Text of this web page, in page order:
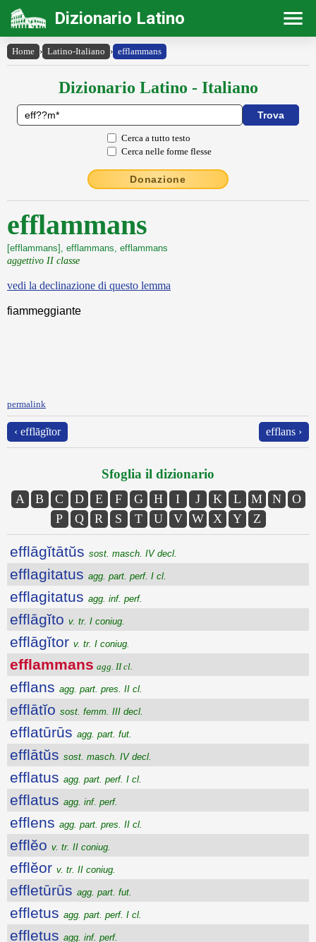
Dizionario Latino
Home › Latino-Italiano › efflammans
Dizionario Latino - Italiano
Cerca a tutto testo
Cerca nelle forme flesse
Donazione
efflammans
[efflammans], efflammans, efflammans
aggettivo II classe
vedi la declinazione di questo lemma
fiammeggiante
permalink
‹ efflāgĭtor efflans ›
Sfoglia il dizionario
A B C D E F G H I J K L M N
O
P
Q R S T U V W X Y Z
efflāgĭtātŭs sost. masch. IV decl.
efflagitatus agg. part. perf. I cl.
efflagitatus agg. inf. perf.
efflāgĭto v. tr. I coniug.
efflāgĭtor v. tr. I coniug.
efflammans agg. II cl.
efflans agg. part. pres. II cl.
efflātĭo sost. femm. III decl.
efflatūrūs agg. part. fut.
efflātŭs sost. masch. IV decl.
efflatus agg. part. perf. I cl.
efflatus agg. inf. perf.
efflens agg. part. pres. II cl.
efflĕo v. tr. II coniug.
efflĕor v. tr. II coniug.
effletūrūs agg. part. fut.
effletus agg. part. perf. I cl.
effletus agg. inf. perf.